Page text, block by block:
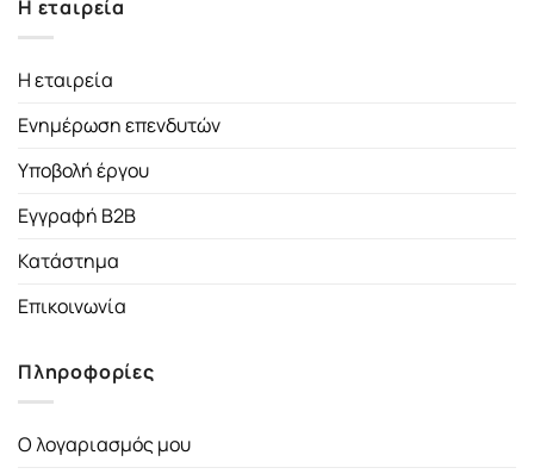
Η εταιρεία
Η εταιρεία
Ενημέρωση επενδυτών
Υποβολή έργου
Εγγραφή B2B
Κατάστημα
Επικοινωνία
Πληροφορίες
Ο λογαριασμός μου